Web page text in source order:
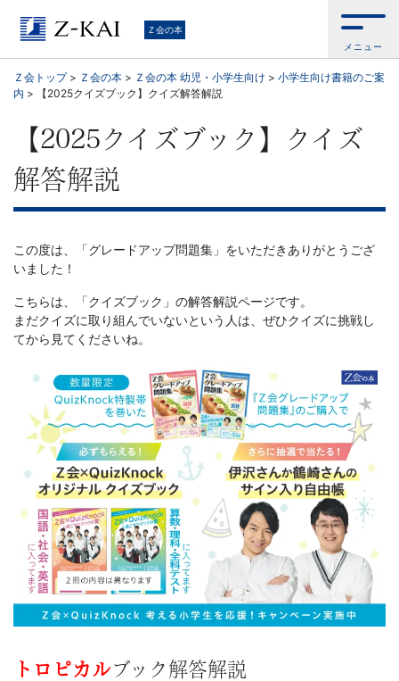
学
習
参
書
ら、
語
書、
幼
児・
生
向
Ｚ会の本
メニュー
Ｚ会トップ> Ｚ会の本 > Ｚ会の本 幼児・小学生向け > 小学生向け書籍のご案
内 > 【2025クイズブック】クイズ解答解説
【2025クイズブック】クイズ
解答解説
この度は、「グレードアップ問題集」をいただきありがとうござ
いました！
こちらは、「クイズブック」の解答解説ページです。
まだクイズに取り組んでいないという人は、ぜひクイズに挑戦し
てから見てくださいね。
トロピカルブック解答解説